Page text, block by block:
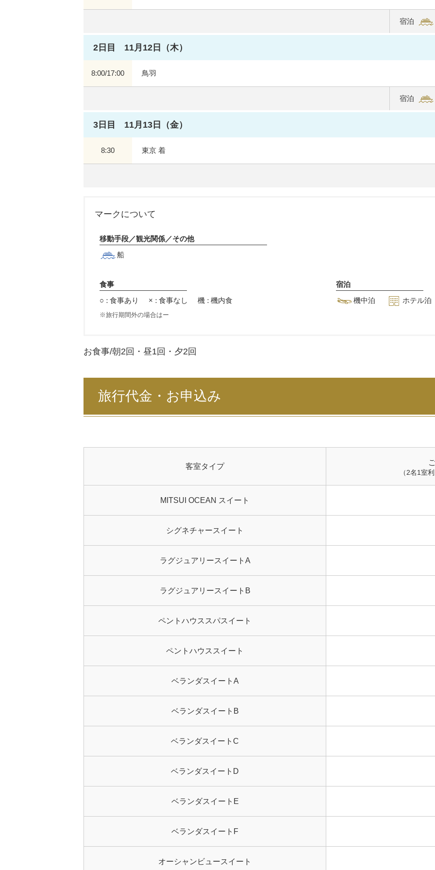
の
詳
見
宿泊
2日目 11月12日（木）
8:00/17:00 鳥羽
宿泊
3日目 11月13日（金）
8:30 東京 着
マークについて
移動手段／観光関係／その他
船
食事
○： 食事あり ×： 食事なし 機： 機内食
旅行期間外の場合はー
宿泊
機中泊
ホテル泊
お食事/朝2 回・昼1回・夕2 回
旅行代金・お申込み
客室タイプ
（2名1室
MITSUI OCEAN スイート
シグネチャースイート
ラグジュアリースイートA
ラグジュアリースイートB
ペントハウススパスイート
ペントハウススイート
ベランダスイートA
ベランダスイートB
ベランダスイートC
ベランダスイートD
ベランダスイートE
ベランダスイートF
オーシャンビュースイート